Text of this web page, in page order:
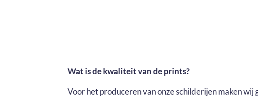
Wat is de kwaliteit van de prints?
Voor het produceren van onze schilderijen maken